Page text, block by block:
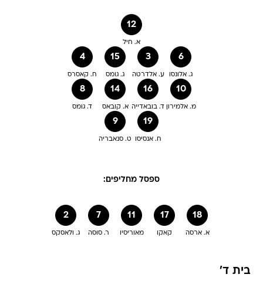
12
א. חיל
4
ח. קאסרס
15
ג. גומס
3
ע. אלדרטה
6
ג. אלונסו
8
ד. גומס
14
א. קובאס
16
ד. בובאדייה
10
מ. אלמירון
9
ט. סנאבריה
19
ח. אנסיסו
ספסל מחליפים:
2
ג. ולאסקס
7
ר. סוסה
11
מאוריסיו
17
קאקו
18
א. ארסה
בית ד'